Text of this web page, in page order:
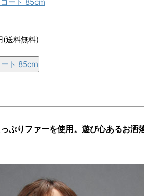
送料無料)
ト 85cm
ぷりファーを使用。遊び心あるお洒